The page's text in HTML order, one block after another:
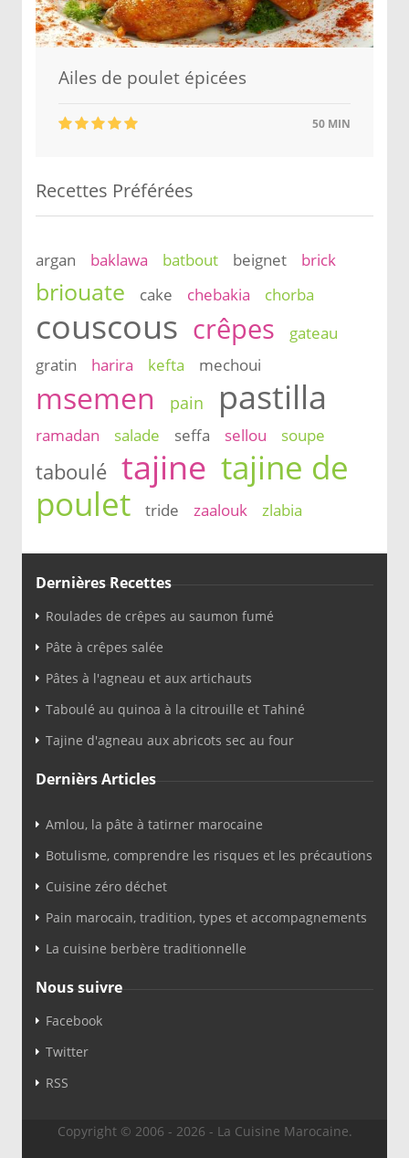
Ailes de poulet épicées
50 MIN
Recettes Préférées
argan baklawa batbout beignet brick
briouate cake chebakia chorba
couscous crêpes
gateau
gratin
harira kefta mechoui
msemen pain pastilla
ramadan salade seffa sellou soupe
taboulé tajine tajine de
poulet
tride zaalouk zlabia
Dernières Recettes
Roulades de crêpes au saumon fumé
Pâte à crêpes salée
Pâtes à l'agneau et aux artichauts
Taboulé au quinoa à la citrouille et Tahiné
Tajine d'agneau aux abricots sec au four
Dernièrs Articles
Amlou, la pâte à tatirner marocaine
Botulisme, comprendre les risques et les précautions
Cuisine zéro déchet
Pain marocain, tradition, types et accompagnements
La cuisine berbère traditionnelle
Nous suivre
Facebook
Twitter
RSS
Copyright © 2006 - 2026 - La Cuisine Marocaine.